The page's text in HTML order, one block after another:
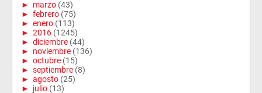
► marzo (43)
► febrero (75)
► enero (113)
► 2016 (1245)
► diciembre (44)
► noviembre (136)
► octubre (15)
► septiembre (8)
► agosto (25)
► julio (13)